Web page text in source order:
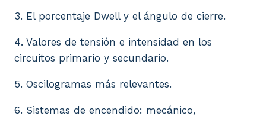
3. El porcentaje Dwell y el ángulo de cierre.
4. Valores de tensión e intensidad en los
circuitos primario y secundario.
5. Oscilogramas más relevantes.
6. Sistemas de encendido: mecánico,